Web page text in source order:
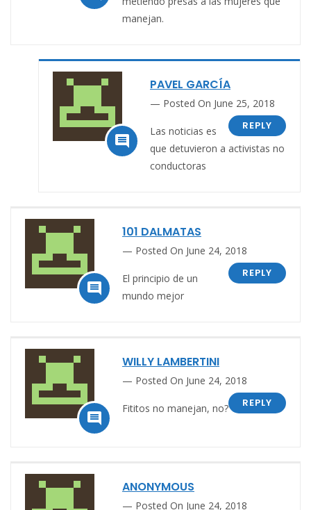
manejan.

PAVEL GARCÍA
Posted On June 25, 2018
REPLY
Las noticias es
que detuvieron a activistas no
conductoras

101 DALMATAS
Posted On June 24, 2018
REPLY
El principio de un
mundo mejor

WILLY LAMBERTINI
Posted On June 24, 2018
REPLY
Fititos no manejan, no?
ANONYMOUS
Posted On June 24, 2018